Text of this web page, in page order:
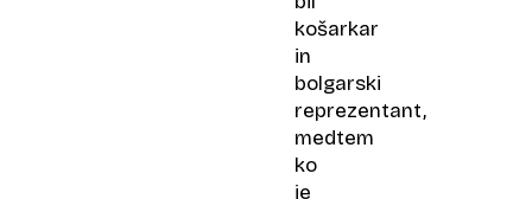
košarkar
in
bolgarski
reprezentant,
medtem
ko
je